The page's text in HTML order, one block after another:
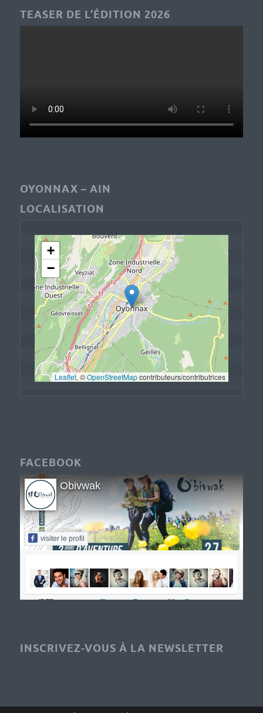
TEASER DE L’ÉDITION 2026
OYONNAX – AIN
LOCALISATION
+
−
Leaflet, © OpenStreetMap contributeurs/contributrices
FACEBOOK
Obivwak
visiter le profil
INSCRIVEZ-VOUS À LA NEWSLETTER